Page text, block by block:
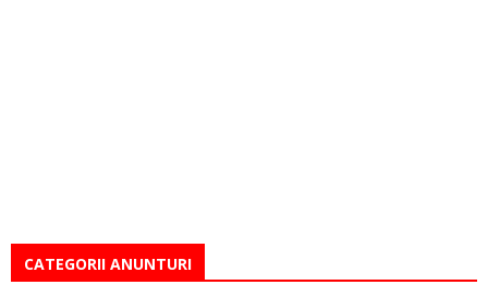
CATEGORII ANUNTURI